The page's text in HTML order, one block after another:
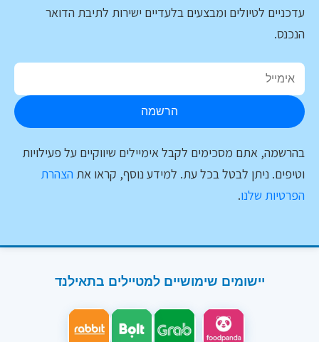
עדכניים לטיולים ומבצעים בלעדיים ישירות לתיבת הדואר
הנכנס.
הרשמה
בהרשמה, אתם מסכימים לקבל אימיילים שיווקיים על פעילויות
וטיפים. ניתן לבטל בכל עת. למידע נוסף, קראו את הצהרת
הפרטיות שלנו.
יישומים שימושיים למטיילים בתאילנד